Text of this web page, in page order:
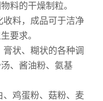
料的干燥制粒。
料，成品可于洁净
要求。
状、糊状的各种调
、酱油粉、氨基
鸡蛋粉、菇粉、麦